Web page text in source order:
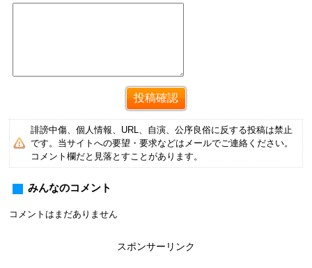
誹謗中傷、個人情報、URL、自演、公序良俗に反する投稿は禁止
です。当サイトへの要望・要求などはメールでご連絡ください。
コメント欄だと見落とすことがあります。
みんなのコメント
コメントはまだありません
スポンサーリンク